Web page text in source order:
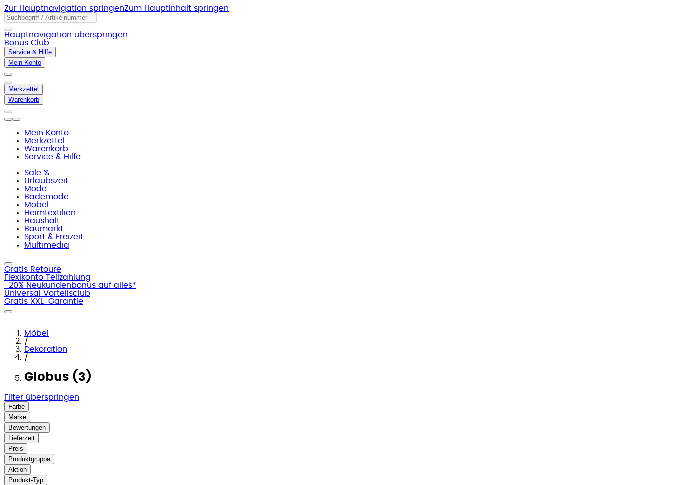
Zur Hauptnavigation springenZum Hauptinhalt springen
Hauptnavigation überspringen
Bonus Club
Service & Hilfe
Mein Konto
Merkzettel
Warenkorb
Mein Konto
Merkzettel
Warenkorb
Service & Hilfe
Sale %
Urlaubszeit
Mode
Bademode
Möbel
Heimtextilien
Haushalt
Baumarkt
Sport & Freizeit
Multimedia
Gratis Retoure
Flexikonto Teilzahlung
-20% Neukundenbonus auf alles*
Universal Vorteilsclub
Gratis XXL-Garantie
Möbel
/
Dekoration
/
Globus (3)
Filter überspringen
Farbe
Marke
Bewertungen
Lieferzeit
Preis
Produktgruppe
Aktion
Produkt-Typ